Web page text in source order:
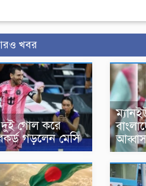
খবর
দুই গোল করে
গড়লেন মেসি